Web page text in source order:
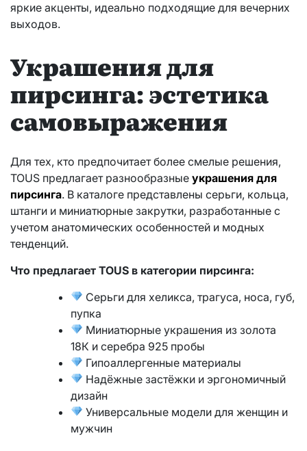
яркие акценты, идеально подходящие для вечерних
выходов.
Украшения для
пирсинга: эстетика
самовыражения
Для тех, кто предпочитает более смелые решения,
TOUS предлагает разнообразные украшения для
пирсинга. В каталоге представлены серьги, кольца,
штанги и миниатюрные закрутки, разработанные с
учетом анатомических особенностей и модных
тенденций.
Что предлагает TOUS в категории пирсинга:
Серьги для хеликса, трагуса, носа, губ,
пупка
Миниатюрные украшения из золота
18К и серебра 925 пробы
Гипоаллергенные материалы
Надёжные застёжки и эргономичный
дизайн
Универсальные модели для женщин и
мужчин